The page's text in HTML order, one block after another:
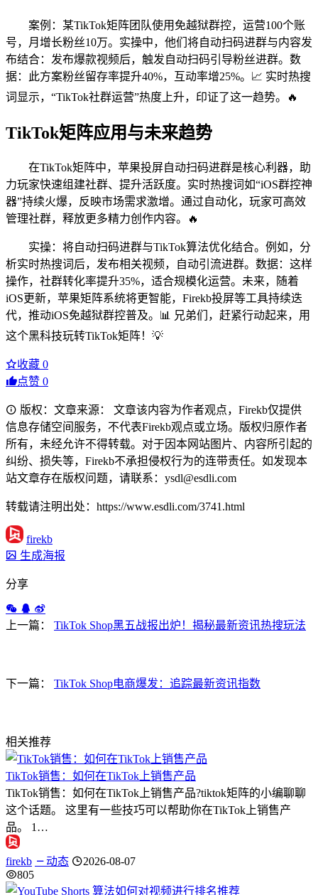
案例：某TikTok矩阵团队使用免越狱群控，运营100个账
号，月增长粉丝10万。实操中，他们将自动扫码进群与内容发
布结合：发布爆款视频后，触发自动扫码引导粉丝进群。数
据：此方案粉丝留存率提升40%，互动率增25%。📈 实时热搜
词显示，“TikTok社群运营”热度上升，印证了这一趋势。🔥
TikTok矩阵应用与未来趋势
在TikTok矩阵中，苹果投屏自动扫码进群是核心利器，助
力玩家快速组建社群、提升活跃度。实时热搜词如“iOS群控神
器”持续火爆，反映市场需求激增。通过自动化，玩家可高效
管理社群，释放更多精力创作内容。🔥
实操：将自动扫码进群与TikTok算法优化结合。例如，分
析实时热搜词后，发布相关视频，自动引流进群。数据：这样
操作，社群转化率提升35%，适合规模化运营。未来，随着
iOS更新，苹果矩阵系统将更智能，Firekb投屏等工具持续迭
代，推动iOS免越狱群控普及。📊 兄弟们，赶紧行动起来，用
这个黑科技玩转TikTok矩阵！💡
收藏 0
点赞 0
版权：文章来源： 文章该内容为作者观点，Firekb仅提供
信息存储空间服务，不代表Firekb观点或立场。版权归原作者
所有，未经允许不得转载。对于因本网站图片、内容所引起的
纠纷、损失等，Firekb不承担侵权行为的连带责任。如发现本
站文章存在版权问题，请联系：ysdl@esdli.com
转载请注明出处：https://www.esdli.com/3741.html
firekb
生成海报
分享
上一篇： TikTok Shop黑五战报出炉！揭秘最新资讯热搜玩法
下一篇： TikTok Shop电商爆发：追踪最新资讯指数
相关推荐
TikTok销售：如何在TikTok上销售产品
TikTok销售：如何在TikTok上销售产品?tiktok矩阵的小编聊聊
这个话题。 这里有一些技巧可以帮助你在TikTok上销售产
品。 1…
firekb 动态
2026-08-07
805